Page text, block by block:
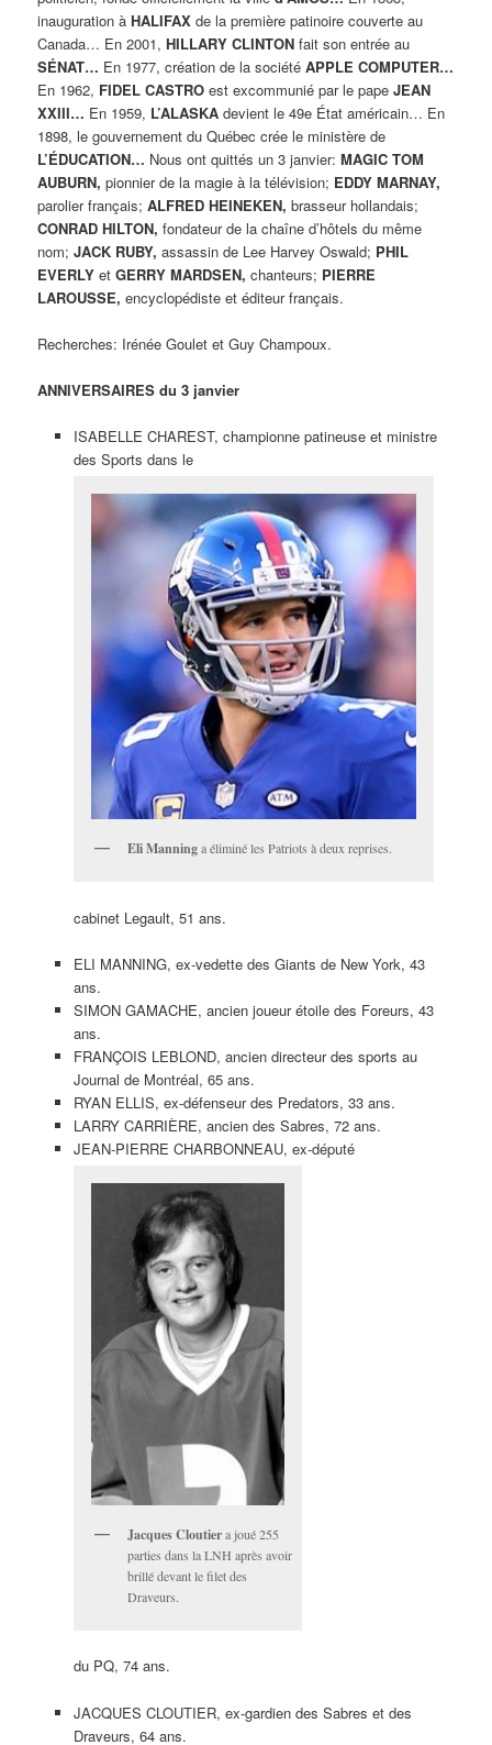
inauguration àHALIFAX de la première patinoire couverte au
Canada… En 2001,HILLARY CLINTON fait son entrée au
SÉNAT… En 1977, création de la sociétéAPPLE COMPUTER…
En 1962, FIDEL CASTRO est excommunié par le papeJEAN
XXIII… En 1959, L’ALASKA devient le 49e État américain… En
1898, le gouvernement du Québec crée le ministère de
L’ÉDUCATION… Nous ont quittés un 3 janvier:MAGIC TOM
AUBURN, pionnier de la magie à la télévision; EDDY MARNAY,
parolier français;ALFRED HEINEKEN, brasseur hollandais;
CONRAD HILTON, fondateur de la chaîne d’hôtels du même
nom;JACK RUBY, assassin de Lee Harvey Oswald; PHIL
EVERLY etGERRY MARDSEN, chanteurs; PIERRE
LAROUSSE, encyclopédiste et éditeur français.
Recherches: Irénée Goulet et Guy Champoux.
ANNIVERSAIRES du 3 janvier
ISABELLE CHAREST, championne patineuse et ministre
des Sports dans le
Eli Manninga éliminé les Patriots à deux reprises.
cabinet Legault, 51 ans.
ELI MANNING, ex-vedette des Giants de New York, 43
ans.
SIMON GAMACHE, ancien joueur étoile des Foreurs, 43
ans.
FRANÇOIS LEBLOND, ancien directeur des sports au
Journal de Montréal, 65 ans.
RYAN ELLIS, ex-défenseur des Predators, 33 ans.
LARRY CARRIÈRE, ancien des Sabres, 72 ans.
JEAN-PIERRE CHARBONNEAU, ex-député
Jacques Cloutiera joué 255
parties dans la LNH après avoir
brillé devant le filet des
Draveurs.
du PQ, 74 ans.
JACQUES CLOUTIER, ex-gardien des Sabres et des
Draveurs, 64 ans.